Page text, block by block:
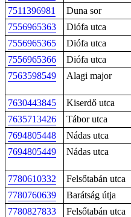
7511396981
Duna sor
7556965363
Diófa utca
7556965365
Diófa utca
7556965366
Diófa utca
7563598549
Alagi major
7630443845 Kiserdő utca
7635713426
Tábor utca
7694805448
Nádas utca
7694805449
Nádas utca
7780610332 Felsőtabán utca
7780760639
Barátság útja
7780827833
Felsőtabán utca